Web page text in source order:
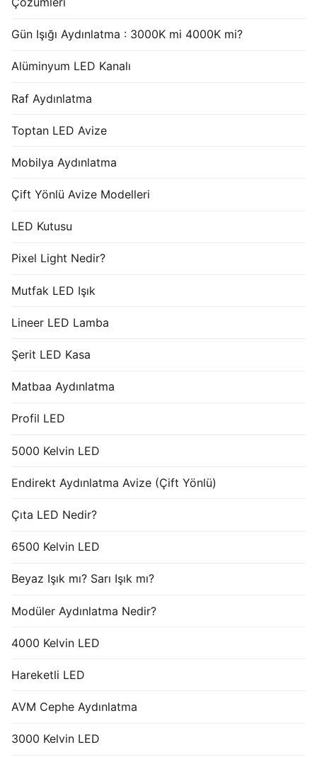
Gün Işığı Aydınlatma : 3000K mi 4000K mi?
Alüminyum LED Kanalı
Raf Aydınlatma
Toptan LED Avize
Mobilya Aydınlatma
Çift Yönlü Avize Modelleri
LED Kutusu
Pixel Light Nedir?
Mutfak LED Işık
Lineer LED Lamba
Şerit LED Kasa
Matbaa Aydınlatma
Profil LED
5000 Kelvin LED
Endirekt Aydınlatma Avize (Çift Yönlü)
Çıta LED Nedir?
6500 Kelvin LED
Beyaz Işık mı? Sarı Işık mı?
Modüler Aydınlatma Nedir?
4000 Kelvin LED
Hareketli LED
AVM Cephe Aydınlatma
3000 Kelvin LED